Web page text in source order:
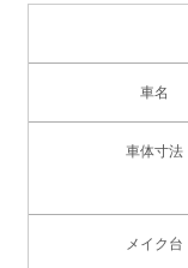
車名
車体寸法
メイク台